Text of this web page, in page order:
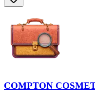
COMPTON